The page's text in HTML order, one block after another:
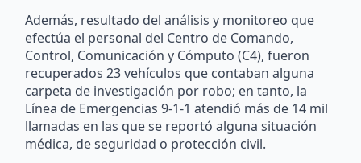
Además, resultado del análisis y monitoreo que
efectúa el personal del Centro de Comando,
Control, Comunicación y Cómputo (C4), fueron
recuperados 23 vehículos que contaban alguna
carpeta de investigación por robo; en tanto, la
Línea de Emergencias 9-1-1 atendió más de 14 mil
llamadas en las que se reportó alguna situación
médica, de seguridad o protección civil.